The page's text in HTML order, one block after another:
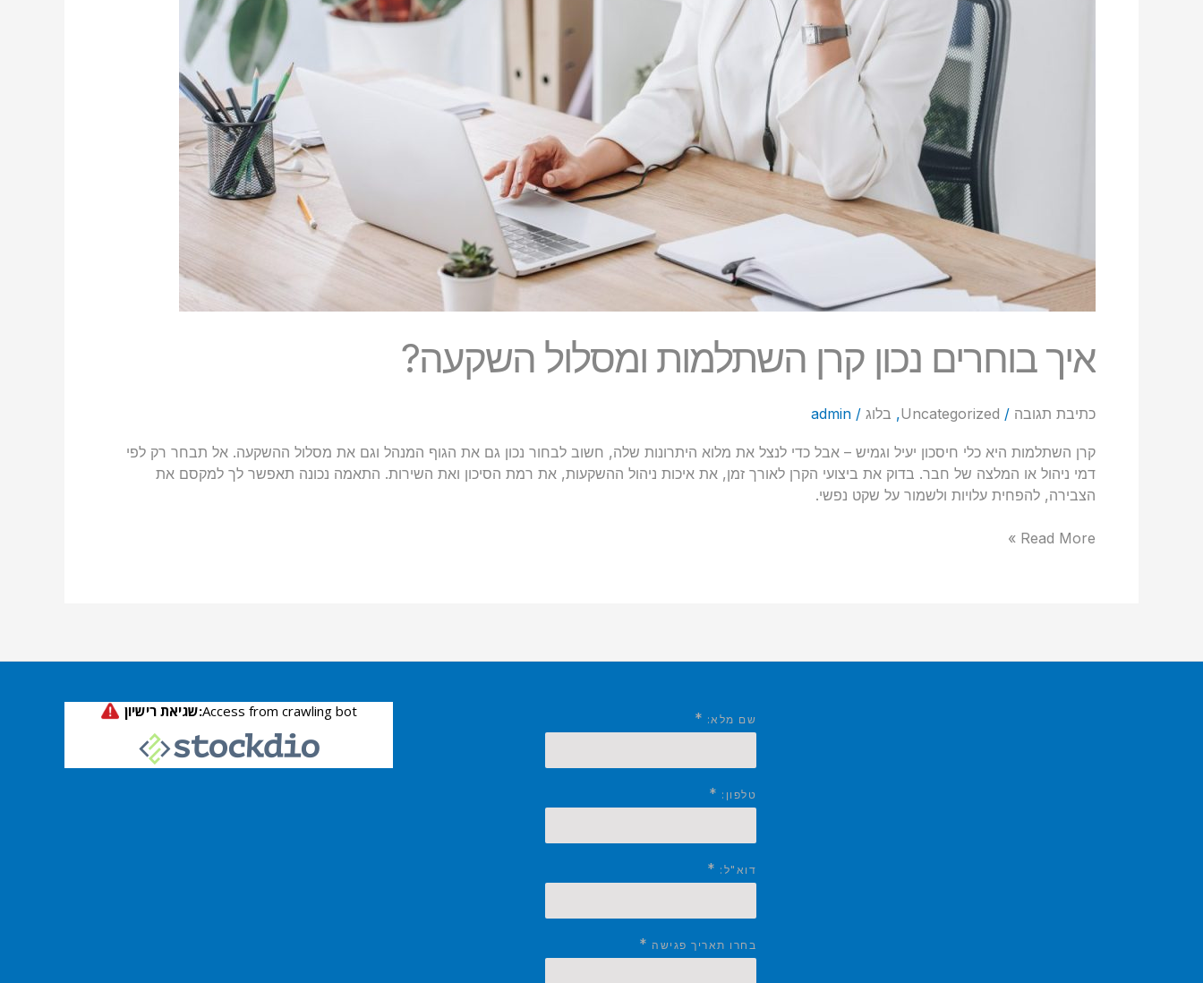
איך בוחרים נכון קרן השתלמות ומסלול השקעה?
כתיבת תגובה /
Uncategorized
, בלוג /
admin
קרן השתלמות היא כלי חיסכון יעיל וגמיש – אבל כדי לנצל את מלוא היתרונות שלה, חשוב לבחור נכון גם את הגוף המנהל וגם את מסלול ההשקעה. אל תבחר רק לפי
דמי ניהול או המלצה של חבר. בדוק את ביצועי הקרן לאורך זמן, את איכות ניהול ההשקעות, את רמת הסיכון ואת השירות. התאמה נכונה תאפשר לך למקסם את
הצבירה, להפחית עלויות ולשמור על שקט נפשי.
Read More »
שם מלא: *
טלפון: *
דוא"ל: *
בחרו תאריך פגישה *